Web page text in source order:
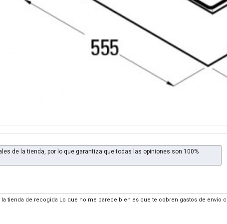
de la tienda, por lo que garantiza que todas las opiniones son 100%
la tienda de recogida Lo que no me parece bien es que te cobren gastos de envío